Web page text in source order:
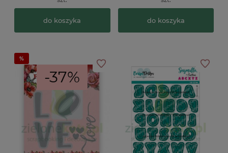
do koszyka do koszyka
-37%